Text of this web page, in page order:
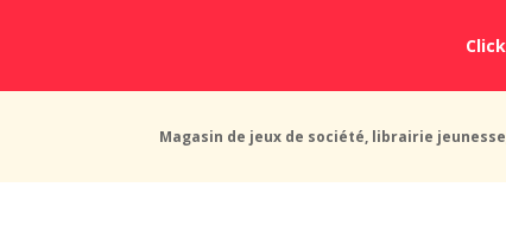
Magasin de jeux de société, librairie